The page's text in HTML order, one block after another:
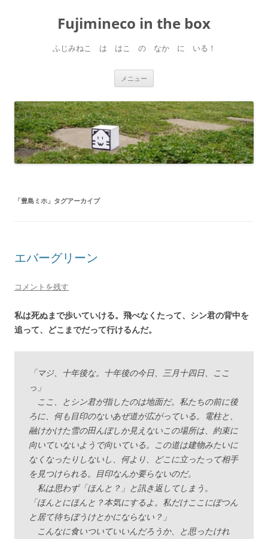
Fujimineco in the box
ふじみねこ は はこ の なか に いる！
メニュー
「豊島ミホ 」タグアーカイブ
エバーグリーン
コメントを残す
私は死ぬまで歩いていける。飛べなくたって、シン君の背中を
追って、どこまでだって行けるんだ。
「マジ、十年後な。十年後の今日、三月十四日、ここ
っ」
ここ、とシン君が指したのは地面だ。私たちの前に後
ろに、何も目印のないあぜ道が広がっている。電柱と、
融けかけた雪の田んぼしか見えないこの場所は、約束に
向いていないようで向いている。この道は建物みたいに
なくなったりしないし、何より、どこに立ったって相手
を見つけられる。目印なんか要らないのだ。
私は思わず「ほんと？」と訊き返してしまう。
「ほんとにほんと？本気にするよ。私だけここにぽつん
と居て待ちぼうけとかにならない？」
こんなに食いついていいんだろうか、と思ったけれ